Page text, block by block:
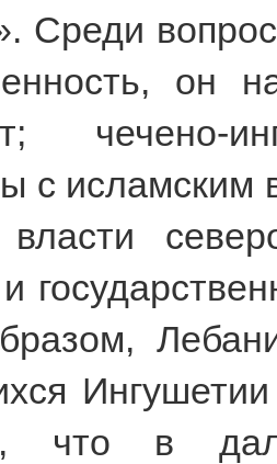
Среди
он
чечено-
с исламским
власти
что в